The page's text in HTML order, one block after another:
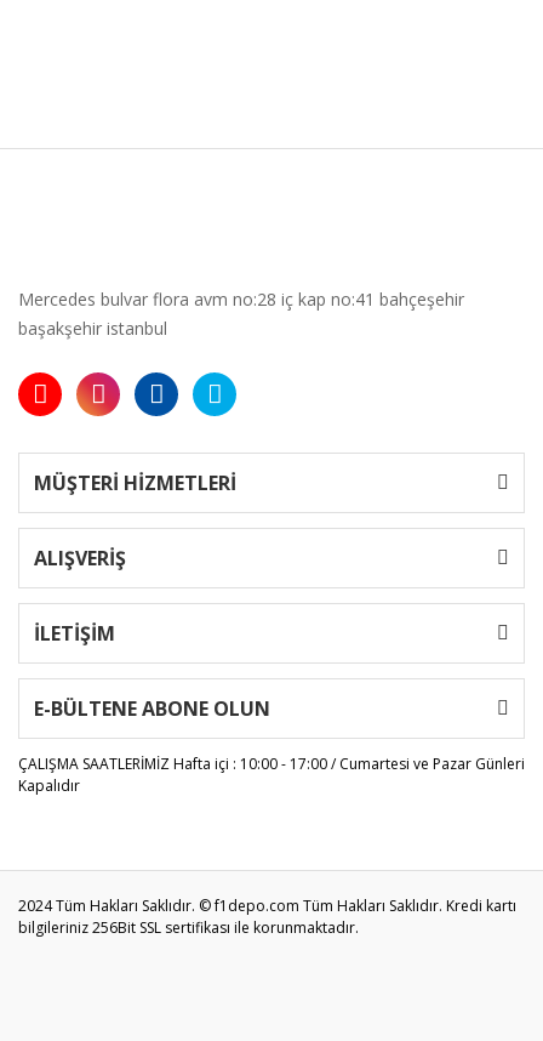
Mercedes bulvar flora avm no:28 iç kap no:41 bahçeşehir
başakşehir istanbul
MÜŞTERİ HİZMETLERİ
ALIŞVERİŞ
İLETİŞİM
E-BÜLTENE ABONE OLUN
ÇALIŞMA SAATLERİMİZHafta içi : 10:00 - 17:00 / Cumartesi ve Pazar Günleri
Kapalıdır
2024 Tüm Hakları Saklıdır. © f1depo.com Tüm Hakları Saklıdır. Kredi kartı
bilgileriniz 256Bit SSL sertifikası ile korunmaktadır.